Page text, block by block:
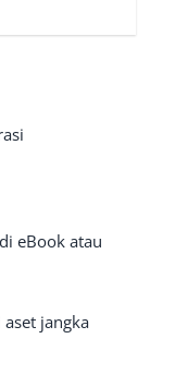
eBook atau
jangka